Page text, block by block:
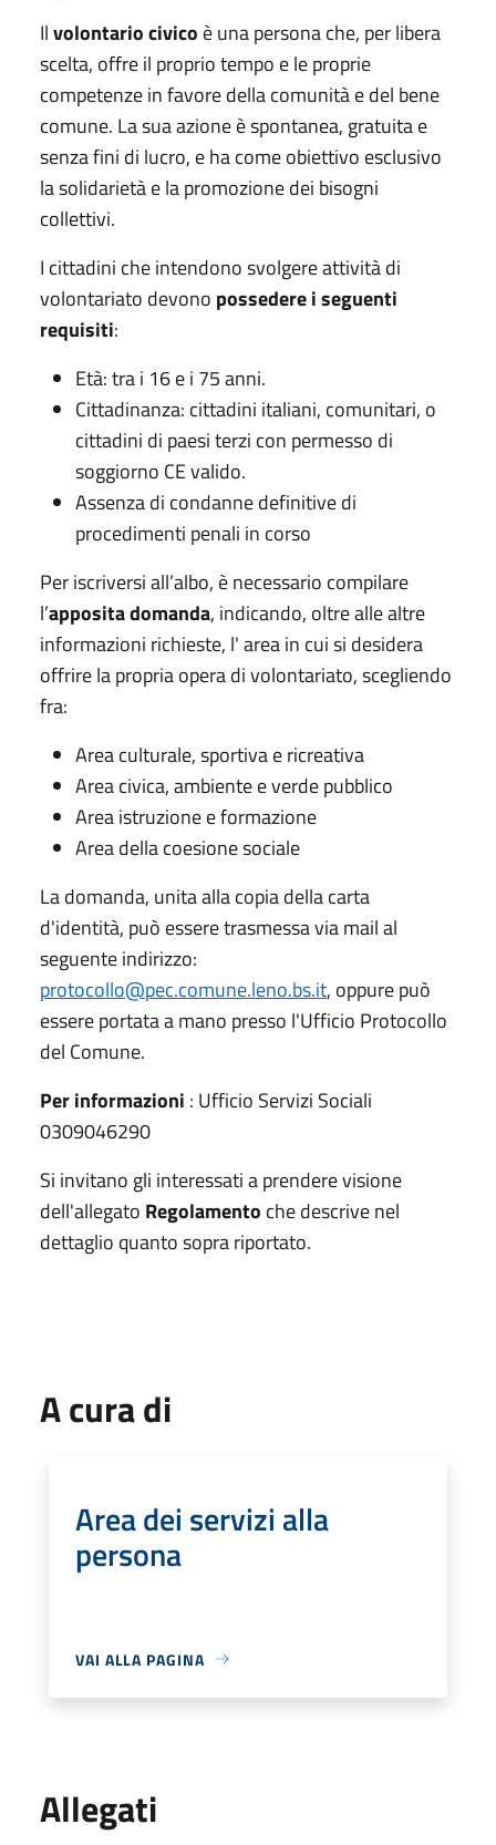
Ilvolontario civico è una persona che, per libera
scelta, offre il proprio tempo e le proprie
competenze in favore della comunità e del bene
comune. La sua azione è spontanea, gratuita e
senza fini di lucro, e ha come obiettivo esclusivo
la solidarietà e la promozione dei bisogni
collettivi.
I cittadini che intendono svolgere attività di
volontariato devono possedere i seguenti
requisiti:
Età: tra i 16 e i 75 anni.
Cittadinanza: cittadini italiani, comunitari, o
cittadini di paesi terzi con permesso di
soggiorno CE valido.
Assenza di condanne definitive di
procedimenti penali in corso
Per iscriversi all’albo, è necessario compilare
l’apposita domanda, indicando, oltre alle altre
informazioni richieste, l' area in cui si desidera
offrire la propria opera di volontariato, scegliendo
fra:
Area culturale, sportiva e ricreativa
Area civica, ambiente e verde pubblico
Area istruzione e formazione
Area della coesione sociale
La domanda, unita alla copia della carta
d'identità, può essere trasmessa via mail al
seguente indirizzo:
protocollo@pec.comune.leno.bs.it, oppure può
essere portata a mano presso l'Ufficio Protocollo
del Comune.
Per informazioni : Ufficio Servizi Sociali
0309046290
Si invitano gli interessati a prendere visione
dell'allegato Regolamento che descrive nel
dettaglio quanto sopra riportato.
A cura di
Area dei servizi alla
persona
VAI ALLA PAGINA
Allegati